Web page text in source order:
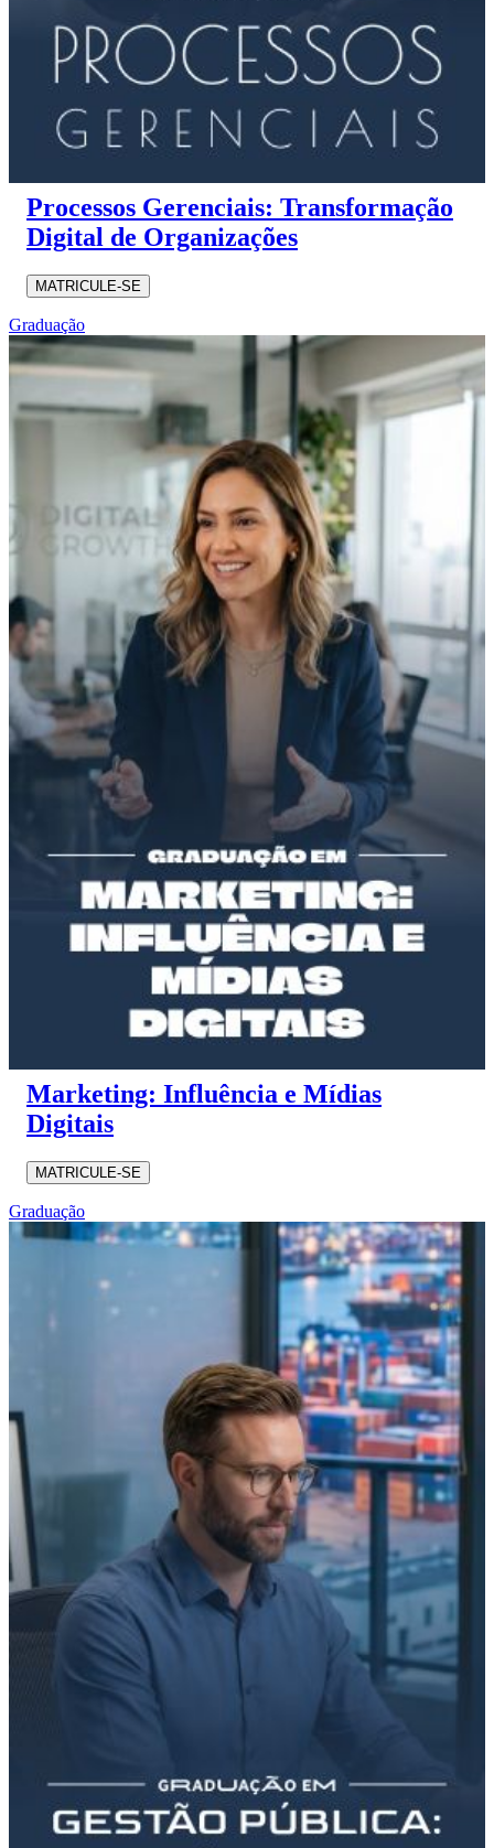
Processos Gerenciais: Transformação
Digital de Organizações
MATRICULE-SE
Graduação
Marketing: Influência e Mídias
Digitais
MATRICULE-SE
Graduação